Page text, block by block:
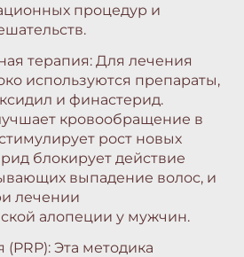
процедур и
терапия: Для лечения
используются препараты,
и финастерид.
кровообращение в
рост новых
блокирует действие
выпадение волос, и
лечении
алопеции у мужчин.
Эта методика